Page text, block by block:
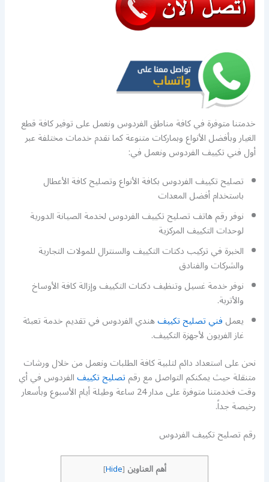
خدمتنا متوفرة في كافة مناطق الفردوس ونعمل على توفير كافة قطع
الغيار وبأفضل الأنواع وبماركات متنوعة كما نقدم خدمات مختلفة عبر
أول فني تكييف الفردوس ونعمل في:
تصليح تكييف الفردوس بكافة الأنواع وتصليح كافة الأعطال
باستخدام أفضل المعدات
نوفر رقم هاتف تصليح تكييف الفردوس لخدمة الصيانة الدورية
لوحدات التكييف المركزية
الخبرة في تركيب دكتات التكييف والسنترال للمولات التجارية
والشركات والفنادق
نوفر خدمة غسيل وتنظيف دكتات التكييف وإزالة كافة الأوساخ
والأتربة.
يعملفني تصليح تكييفهندي الفردوس في تقديم خدمة تعبئة
غاز الفريون لأجهزة التكييف.
نحن على استعداد دائم لتلبية كافة الطلبات ونعمل من خلال ورشات
متنقلة حيث يمكنكم التواصل مع رقمتصليح تكييفالفردوس في أي
وقت فخدمتنا متوفرة على مدار 24 ساعة وطيلة أيام الأسبوع وبأسعار
رخيصة جداً.
رقم تصليح تكييف الفردوس
أهم العناوين [
Hide
]